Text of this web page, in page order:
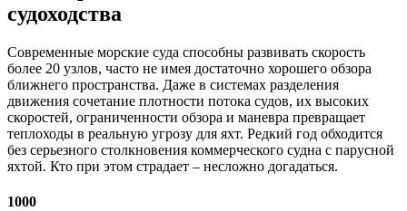
судоходства
Современные морские суда способны развивать скорость
более 20 узлов, часто не имея достаточно хорошего обзора
ближнего пространства. Даже в системах разделения
движения сочетание плотности потока судов, их высоких
скоростей, ограниченности обзора и маневра превращает
теплоходы в реальную угрозу для яхт. Редкий год обходится
без серьезного столкновения коммерческого судна с парусной
яхтой. Кто при этом страдает – несложно догадаться.
1000